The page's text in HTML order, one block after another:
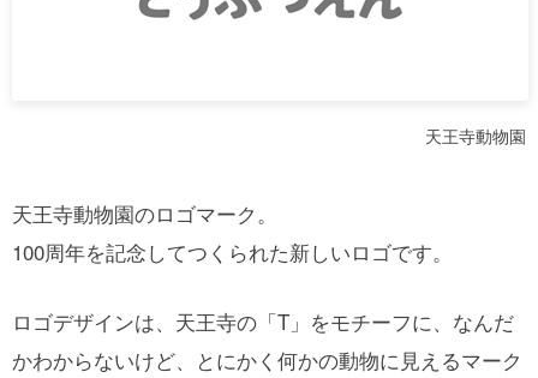
天王寺動物園
天王寺動物園のロゴマーク。
100周年を記念してつくられた新しいロゴです。
ロゴデザインは、天王寺の「T」をモチーフに、なんだ
かわからないけど、とにかく何かの動物に見えるマーク